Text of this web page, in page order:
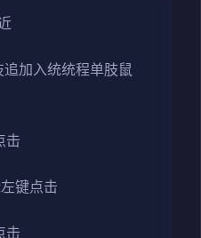
加入统统程单肢鼠
击
键点击
击